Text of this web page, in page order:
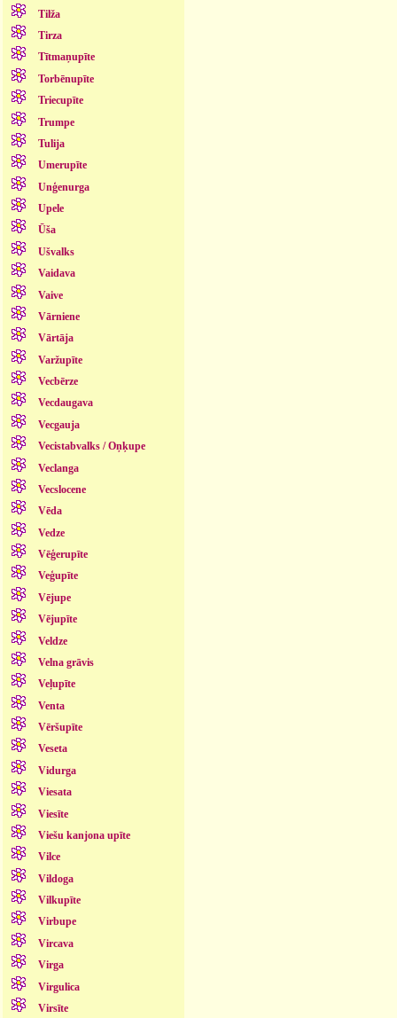
Tilža
Tirza
Tītmaņupīte
Torbēnupīte
Triecupīte
Trumpe
Tulija
Umerupīte
Unģenurga
Upele
Ūša
Ušvalks
Vaidava
Vaive
Vārniene
Vārtāja
Varžupīte
Vecbērze
Vecdaugava
Vecgauja
Vecistabvalks / Oņķupe
Veclanga
Vecslocene
Vēda
Vedze
Vēģerupīte
Veģupīte
Vējupe
Vējupīte
Veldze
Velna grāvis
Veļupīte
Venta
Vēršupīte
Veseta
Vidurga
Viesata
Viesīte
Viešu kanjona upīte
Vilce
Vildoga
Vilkupīte
Virbupe
Vircava
Virga
Virgulica
Virsīte